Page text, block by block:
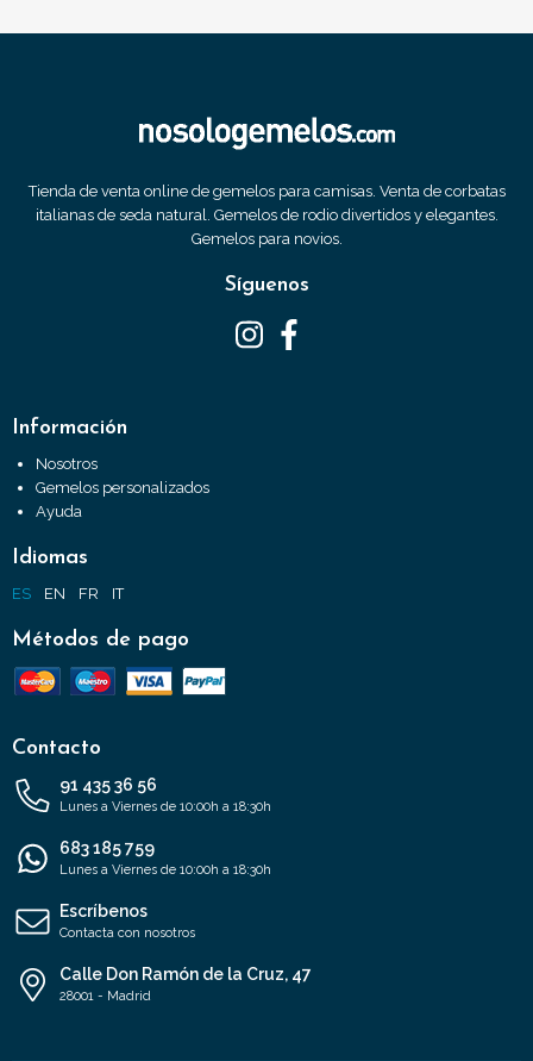
Tienda de venta online de gemelos para camisas. Venta de corbatas
italianas de seda natural. Gemelos de rodio divertidos y elegantes.
Gemelos para novios.
Síguenos
Información
Nosotros
Gemelos personalizados
Ayuda
Idiomas
ES EN FR IT
Métodos de pago
Contacto
91 435 36 56
Lunes a Viernes de 10:00h a 18:30h
683 185 759
Lunes a Viernes de 10:00h a 18:30h
Escríbenos
Contacta con nosotros
Calle Don Ramón de la Cruz, 47
28001 - Madrid